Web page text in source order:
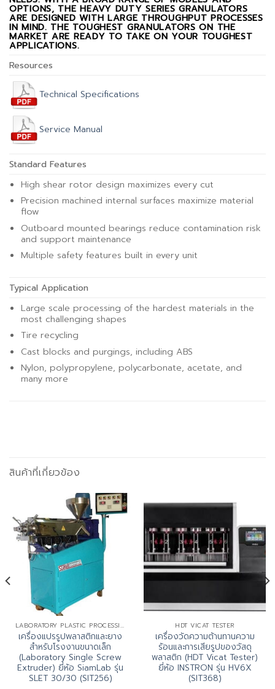
OPTIONS, THE HEAVY DUTY SERIES GRANULATORS
ARE DESIGNED WITH LARGE THROUGHPUT PROCESSES
IN MIND. THE TOUGHEST GRANULATORS ON THE
MARKET ARE READY TO TAKE ON YOUR TOUGHEST
APPLICATIONS.
Resources
Technical Specifications
Service Manual
Standard Features
High shear rotor design maximizes every cut
Precision machined internal surfaces maximize material
flow
Outboard mounted bearings reduce contamination risk
and support maintenance
Multiple safety features built in every unit
Typical Application
Large scale processing of the hardest materials in the
most challenging shapes
Tire recycling
Cast blocks and purgings, including ABS
Nylon, polypropylene, polycarbonate, acetate, and
many more
สินค้าที่เกี่ยวข้อง
LABORATORY PLASTIC PROCESSING MACHINE
เครื่องแปรรูปพลาสติกและยาง
สำหรับโรงงานขนาดเล็ก
(Laboratory Single Screw
Extruder) ยี่ห้อ SiamLab รุ่น
SLET 30/30 (SIT256)
HDT VICAT TESTER
เครื่องวัดความต้านทานความ
ร้อนและการเสียรูปของวัสดุ
พลาสติก (HDT Vicat Tester)
ยี่ห้อ INSTRON รุ่น HV6X
(SIT368)